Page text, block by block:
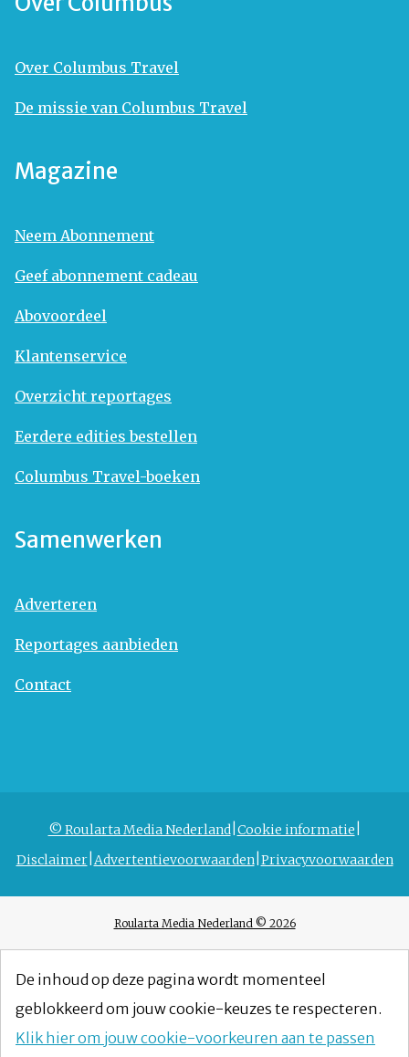
Over Columbus Travel
De missie van Columbus Travel
Magazine
Neem Abonnement
Geef abonnement cadeau
Abovoordeel
Klantenservice
Overzicht reportages
Eerdere edities bestellen
Columbus Travel-boeken
Samenwerken
Adverteren
Reportages aanbieden
Contact
© Roularta Media Nederland Cookie informatie
Disclaimer Advertentievoorwaarden Privacyvoorwaarden
Roularta Media Nederland © 2026
De inhoud op deze pagina wordt momenteel
geblokkeerd om jouw cookie-keuzes te respecteren.
Klik hier om jouw cookie-voorkeuren aan te passen